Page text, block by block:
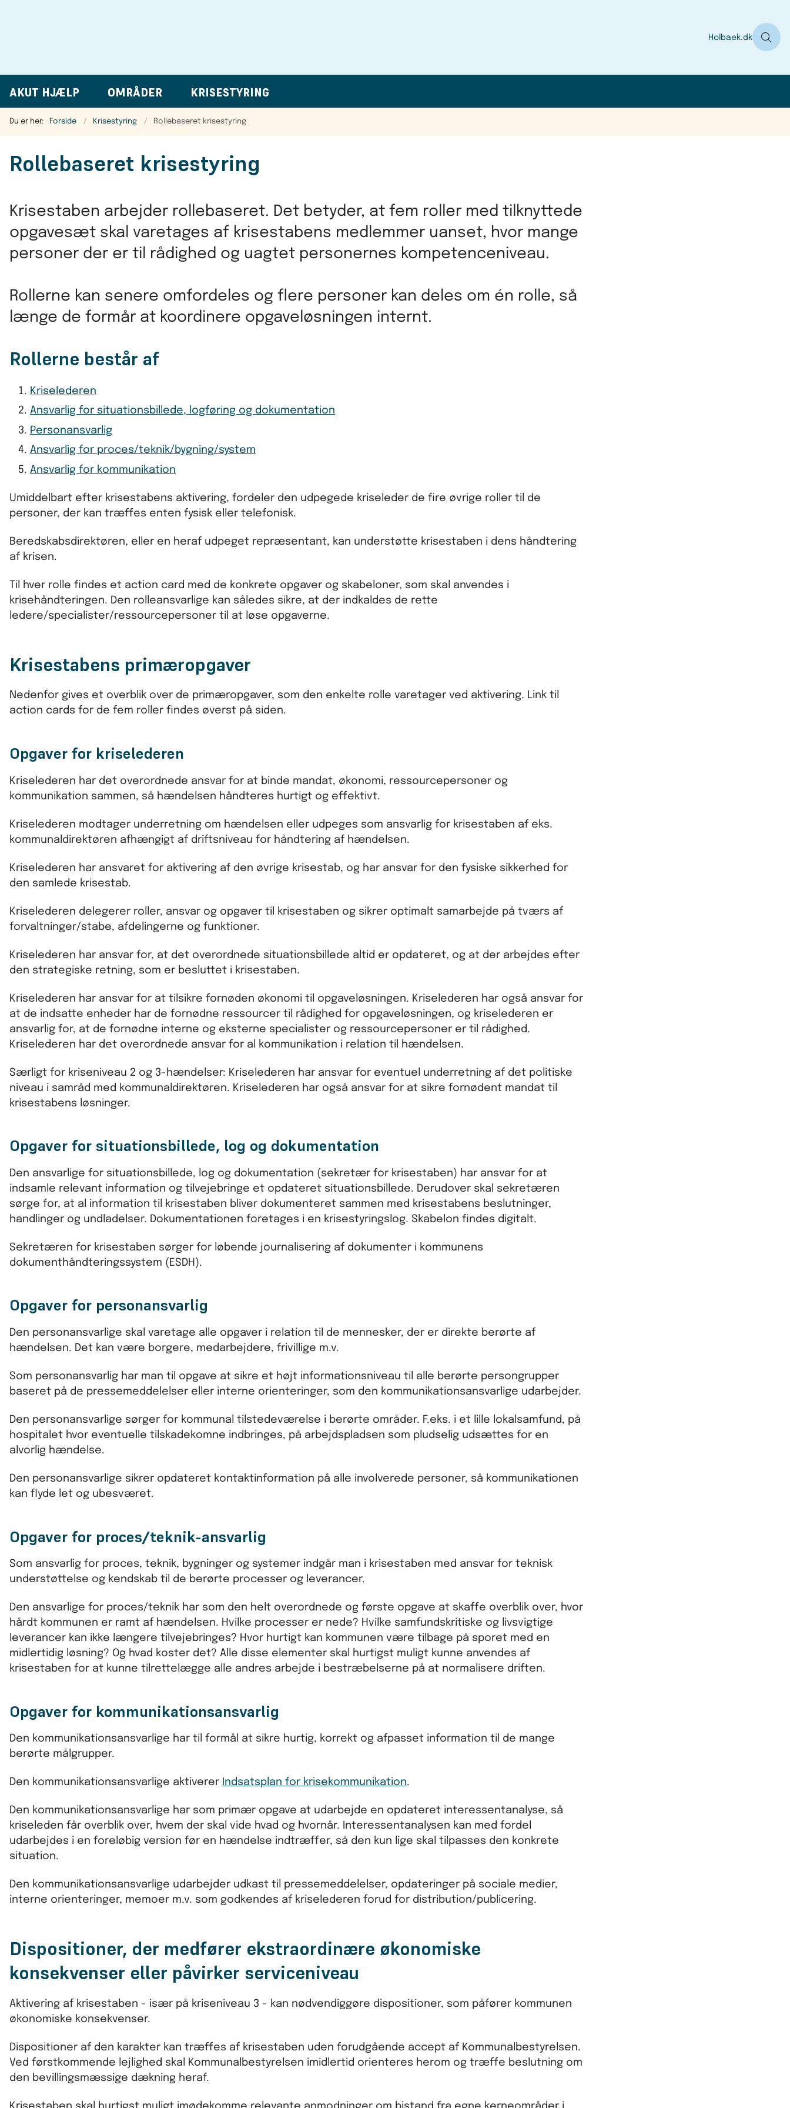
Holbaek.dk
AKUT HJÆLP OMRÅDER KRISESTYRING
Du er her: Forside Krisestyring Rollebaseret krisestyring
Rollebaseret krisestyring
Krisestaben arbejder rollebaseret. Det betyder, at fem roller med tilknyttede
opgavesæt skal varetages af krisestabens medlemmer uanset, hvor mange
personer der er til rådighed og uagtet personernes kompetenceniveau.
Rollerne kan senere omfordeles og flere personer kan deles om én rolle, så
længe de formår at koordinere opgaveløsningen internt.
Rollerne består af
Kriselederen
Ansvarlig for situationsbillede, logføring og dokumentation
Personansvarlig
Ansvarlig for proces/teknik/bygning/system
Ansvarlig for kommunikation
Umiddelbart efter krisestabens aktivering, fordeler den udpegede kriseleder de fire øvrige roller til de
personer, der kan træffes enten fysisk eller telefonisk.
Beredskabsdirektøren, eller en heraf udpeget repræsentant, kan understøtte krisestaben i dens håndtering
af krisen.
Til hver rolle findes et action card med de konkrete opgaver og skabeloner, som skal anvendes i
krisehåndteringen. Den rolleansvarlige kan således sikre, at der indkaldes de rette
ledere/specialister/ressourcepersoner til at løse opgaverne.
Krisestabens primæropgaver
Nedenfor gives et overblik over de primæropgaver, som den enkelte rolle varetager ved aktivering. Link til
action cards for de fem roller findes øverst på siden.
Opgaver for kriselederen
Kriselederen har det overordnede ansvar for at binde mandat, økonomi, ressourcepersoner og
kommunikation sammen, så hændelsen håndteres hurtigt og effektivt.
Kriselederen modtager underretning om hændelsen eller udpeges som ansvarlig for krisestaben af eks.
kommunaldirektøren afhængigt af driftsniveau for håndtering af hændelsen.
Kriselederen har ansvaret for aktivering af den øvrige krisestab, og har ansvar for den fysiske sikkerhed for
den samlede krisestab.
Kriselederen delegerer roller, ansvar og opgaver til krisestaben og sikrer optimalt samarbejde på tværs af
forvaltninger/stabe, afdelingerne og funktioner.
Kriselederen har ansvar for, at det overordnede situationsbillede altid er opdateret, og at der arbejdes efter
den strategiske retning, som er besluttet i krisestaben.
Kriselederen har ansvar for at tilsikre fornøden økonomi til opgaveløsningen. Kriselederen har også ansvar for
at de indsatte enheder har de fornødne ressourcer til rådighed for opgaveløsningen, og kriselederen er
ansvarlig for, at de fornødne interne og eksterne specialister og ressourcepersoner er til rådighed.
Kriselederen har det overordnede ansvar for al kommunikation i relation til hændelsen.
Særligt for kriseniveau 2 og 3-hændelser: Kriselederen har ansvar for eventuel underretning af det politiske
niveau i samråd med kommunaldirektøren. Kriselederen har også ansvar for at sikre fornødent mandat til
krisestabens løsninger.
Opgaver for situationsbillede, log og dokumentation
Den ansvarlige for situationsbillede, log og dokumentation (sekretær for krisestaben) har ansvar for at
indsamle relevant information og tilvejebringe et opdateret situationsbillede. Derudover skal sekretæren
sørge for, at al information til krisestaben bliver dokumenteret sammen med krisestabens beslutninger,
handlinger og undladelser. Dokumentationen foretages i en krisestyringslog. Skabelon findes digitalt.
Sekretæren for krisestaben sørger for løbende journalisering af dokumenter i kommunens
dokumenthåndteringssystem (ESDH).
Opgaver for personansvarlig
Den personansvarlige skal varetage alle opgaver i relation til de mennesker, der er direkte berørte af
hændelsen. Det kan være borgere, medarbejdere, frivillige m.v.
Som personansvarlig har man til opgave at sikre et højt informationsniveau til alle berørte persongrupper
baseret på de pressemeddelelser eller interne orienteringer, som den kommunikationsansvarlige udarbejder.
Den personansvarlige sørger for kommunal tilstedeværelse i berørte områder. F.eks. i et lille lokalsamfund, på
hospitalet hvor eventuelle tilskadekomne indbringes, på arbejdspladsen som pludselig udsættes for en
alvorlig hændelse.
Den personansvarlige sikrer opdateret kontaktinformation på alle involverede personer, så kommunikationen
kan flyde let og ubesværet.
Opgaver for proces/teknik-ansvarlig
Som ansvarlig for proces, teknik, bygninger og systemer indgår man i krisestaben med ansvar for teknisk
understøttelse og kendskab til de berørte processer og leverancer.
Den ansvarlige for proces/teknik har som den helt overordnede og første opgave at skaffe overblik over, hvor
hårdt kommunen er ramt af hændelsen. Hvilke processer er nede? Hvilke samfundskritiske og livsvigtige
leverancer kan ikke længere tilvejebringes? Hvor hurtigt kan kommunen være tilbage på sporet med en
midlertidig løsning? Og hvad koster det? Alle disse elementer skal hurtigst muligt kunne anvendes af
krisestaben for at kunne tilrettelægge alle andres arbejde i bestræbelserne på at normalisere driften.
Opgaver for kommunikationsansvarlig
Den kommunikationsansvarlige har til formål at sikre hurtig, korrekt og afpasset information til de mange
berørte målgrupper.
Den kommunikationsansvarlige aktiverer Indsatsplan for krisekommunikation.
Den kommunikationsansvarlige har som primær opgave at udarbejde en opdateret interessentanalyse, så
kriseleden får overblik over, hvem der skal vide hvad og hvornår. Interessentanalysen kan med fordel
udarbejdes i en foreløbig version før en hændelse indtræffer, så den kun lige skal tilpasses den konkrete
situation.
Den kommunikationsansvarlige udarbejder udkast til pressemeddelelser, opdateringer på sociale medier,
interne orienteringer, memoer m.v. som godkendes af kriselederen forud for distribution/publicering.
Dispositioner, der medfører ekstraordinære økonomiske
konsekvenser eller påvirker serviceniveau
Aktivering af krisestaben - især på kriseniveau 3 - kan nødvendiggøre dispositioner, som påfører kommunen
økonomiske konsekvenser.
Dispositioner af den karakter kan træffes af krisestaben uden forudgående accept af Kommunalbestyrelsen.
Ved førstkommende lejlighed skal Kommunalbestyrelsen imidlertid orienteres herom og træffe beslutning om
den bevillingsmæssige dækning heraf.